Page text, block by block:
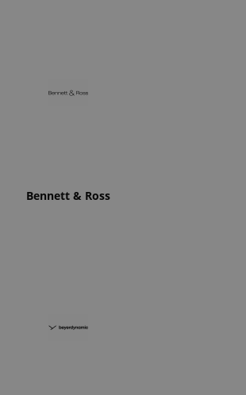
Bennett & Ross